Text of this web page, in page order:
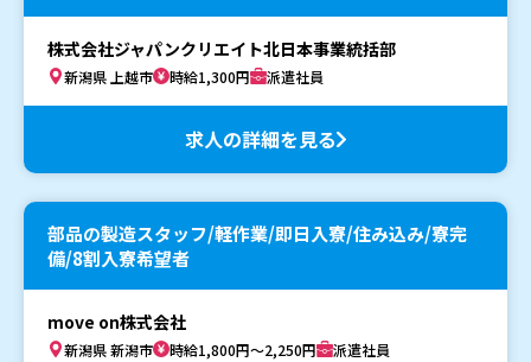
株式会社ジャパンクリエイト北日本事業統括部
新潟県 上越市 時給1,300円 派遣社員
求人の詳細を見る
部品の製造スタッフ/軽作業/即日入寮/住み込み/寮完
備/8割入寮希望者
move on株式会社
新潟県 新潟市 時給1,800円～2,250円 派遣社員